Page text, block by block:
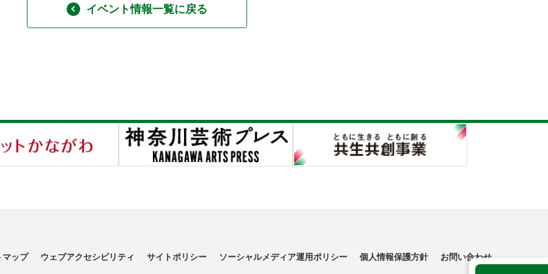
イベント情報一覧に戻る
マップ ウェブアクセシビリティ サイトポリシー ソーシャルメディア運用ポリシー 個人情報保護方針 お問い合わせ